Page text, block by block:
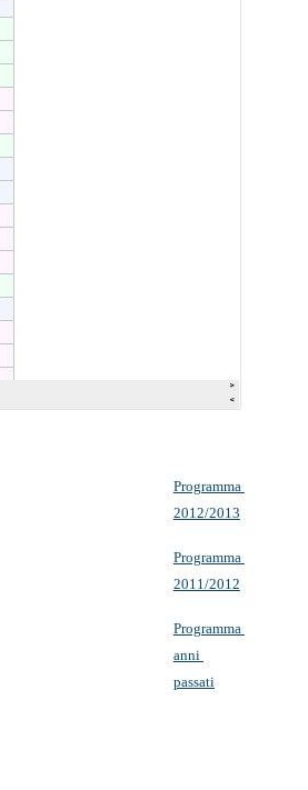
Programma
2012/2013
Programma
2011/2012
Programma
anni
passati